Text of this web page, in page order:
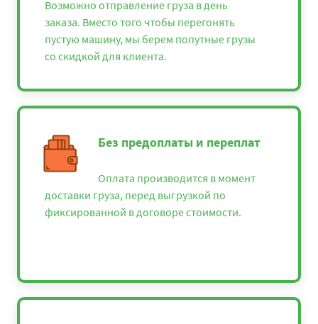
Возможно отправление груза в день
заказа. Вместо того чтобы перегонять
пустую машину, мы берем попутные грузы
со скидкой для клиента.
Без предоплаты и переплат
Оплата производится в момент
доставки груза, перед выгрузкой по
фиксированной в договоре стоимости.